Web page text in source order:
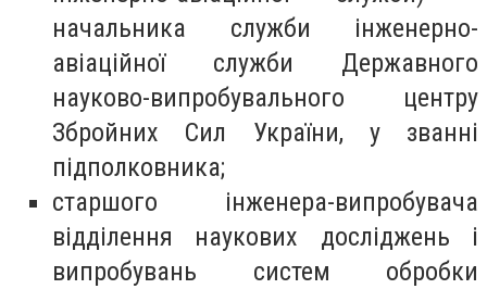
начальника служби інженерно-
авіаційної служби Державного
науково-випробувального центру
Збройних Сил України, у званні
підполковника;
старшого інженера-випробувача
відділення наукових досліджень і
випробувань систем обробки